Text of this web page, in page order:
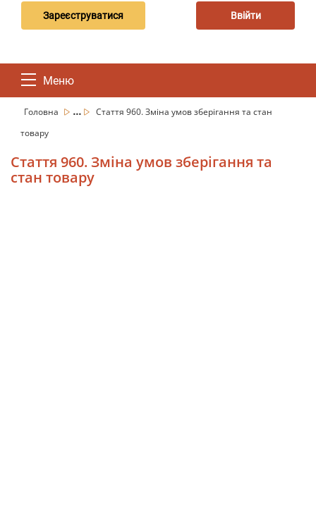
Зареєструватися Ввійти
Меню
Головна ...
Стаття 960. Зміна умов зберігання та стан
товару
Стаття 960. Зміна умов зберігання та
стан товару